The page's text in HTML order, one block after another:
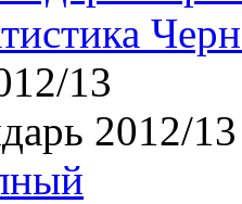
13
2012/13